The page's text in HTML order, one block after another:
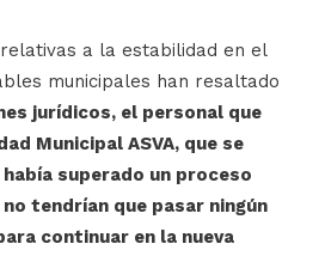
a la estabilidad en el
municipales han resaltado
jurídicos, el personal que
Municipal ASVA, que se
había superado un proceso
tendrían que pasar ningún
continuar en la nueva